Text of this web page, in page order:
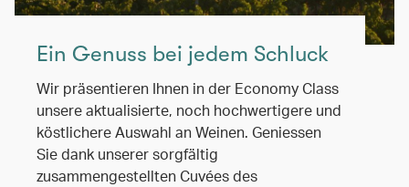
Ein Genuss bei jedem Schluck
Wir präsentieren Ihnen in der Economy Class
unsere aktualisierte, noch hochwertigere und
köstlichere Auswahl an Weinen. Geniessen
Sie dank unserer sorgfältig
zusammengestellten Cuvées des